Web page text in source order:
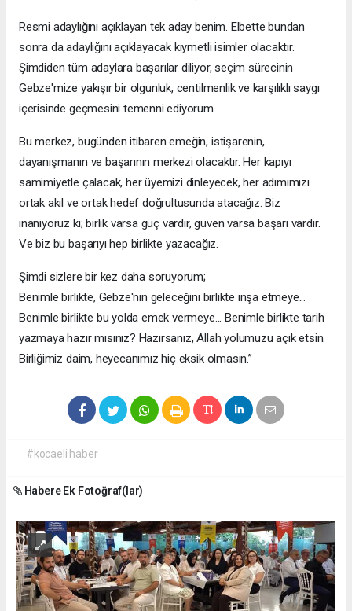
Resmi adaylığını açıklayan tek aday benim. Elbette bundan
sonra da adaylığını açıklayacak kıymetli isimler olacaktır.
Şimdiden tüm adaylara başarılar diliyor, seçim sürecinin
Gebze'mize yakışır bir olgunluk, centilmenlik ve karşılıklı saygı
içerisinde geçmesini temenni ediyorum.
Bu merkez, bugünden itibaren emeğin, istişarenin,
dayanışmanın ve başarının merkezi olacaktır. Her kapıyı
samimiyetle çalacak, her üyemizi dinleyecek, her adımımızı
ortak akıl ve ortak hedef doğrultusunda atacağız. Biz
inanıyoruz ki; birlik varsa güç vardır, güven varsa başarı vardır.
Ve biz bu başarıyı hep birlikte yazacağız.
Şimdi sizlere bir kez daha soruyorum;
Benimle birlikte, Gebze'nin geleceğini birlikte inşa etmeye...
Benimle birlikte bu yolda emek vermeye... Benimle birlikte tarih
yazmaya hazır mısınız? Hazırsanız, Allah yolumuzu açık etsin.
Birliğimiz daim, heyecanımız hiç eksik olmasın.”
#kocaeli haber
Habere Ek Fotoğraf(lar)